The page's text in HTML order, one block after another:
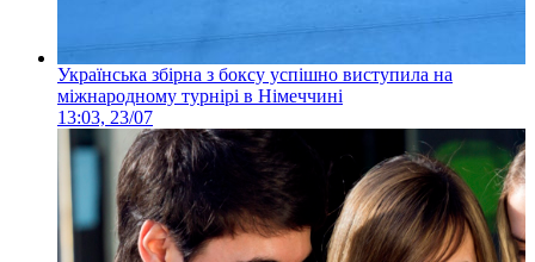
Українська збірна з боксу успішно виступила на
міжнародному турнірі в Німеччині
13:03, 23/07